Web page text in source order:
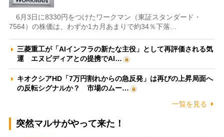
6月3日に8330円をつけたワークマン（東証スタンダード・
7564）の株価は、わずか1カ月あまりで約34％下落…
三菱重工が「AIインフラの新たな主役」として再評価される気
運 エヌビディアとの提携でAI…
キオクシアHD「7万円割れからの急反発」は再びの上昇局面へ
の反転シグナルか？ 市場のムー…
一覧を見る
突然マルサがやって来た！